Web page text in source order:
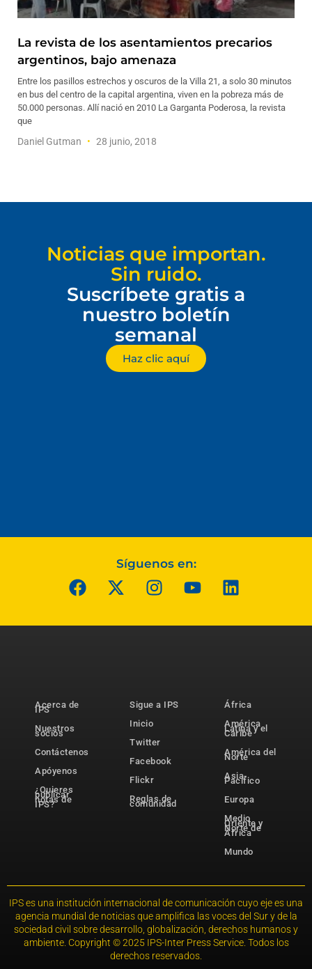
La revista de los asentamientos precarios
argentinos, bajo amenaza
Entre los pasillos estrechos y oscuros de la Villa 21, a solo 30 minutos
en bus del centro de la capital argentina, viven en la pobreza más de
50.000 personas. Allí nació en 2010 La Garganta Poderosa, la revista
que
Daniel Gutman 28 junio, 2018
Noticias que importan.
Sin ruido.
Suscríbete gratis a
nuestro boletín
semanal
Haz clic aquí
Síguenos en:
Acerca de
IPS
Nuestros
socios
Contáctenos
Apóyenos
¿Quieres
publicar
notas de
IPS?
Sigue a IPS
Inicio
Twitter
Facebook
Flickr
Reglas de
comunidad
África
América
Latina y el
Caribe
América del
Norte
Asia-
Pacífico
Europa
Medio
Oriente y
Norte de
África
Mundo
IPS es una institución internacional de comunicación cuyo eje es una
agencia mundial de noticias que amplifica las voces del Sur y de la
sociedad civil sobre desarrollo, globalización, derechos humanos y
ambiente. Copyright © 2025 IPS-Inter Press Service. Todos los
derechos reservados.